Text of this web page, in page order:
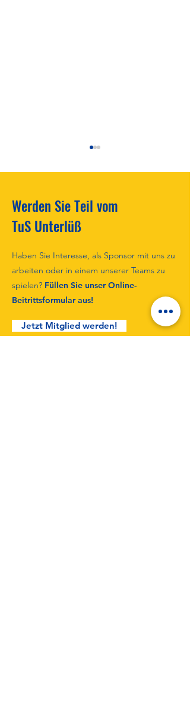
Wir suchen Bilder!!!
Werden Sie Teil vom
TuS Unterlüß
Haben Sie Interesse, als Sponsor mit uns zu
arbeiten oder in einem unserer Teams zu
spielen? Füllen Sie unser Online-
Beitrittsformular aus!
Jetzt Mitglied werden!